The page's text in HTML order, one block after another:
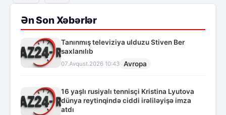
Ən Son Xəbərlər
Tanınmış televiziya ulduzu Stiven Ber
saxlanılıb
07.Avqust.2026 10:43 Avropa
16 yaşlı rusiyalı tennisçi Kristina Lyutova
dünya reytinqində ciddi irəliləyişə imza
atdı